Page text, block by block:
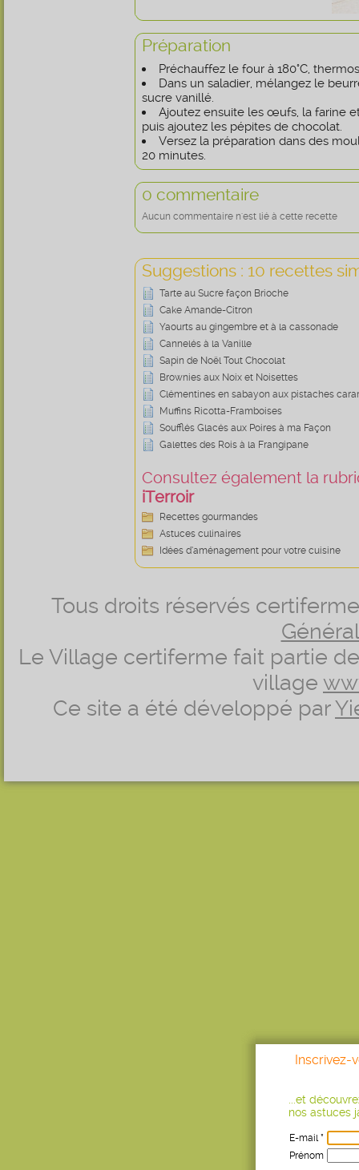
Préparation
Préchauffez le four à 180°C,
Dans un saladier, mélangez le
sucre vanillé.
Ajoutez ensuite les œufs, la farine
puis ajoutez les pépites de chocolat.
Versez la préparation dans des
20 minutes.
0 commentaire
Aucun commentaire n'est lié à cette recette
Suggestions : 10 recettes
Tarte au Sucre façon Brioche
Cake Amande-Citron
Yaourts au gingembre et à la cassonade
Cannelés à la Vanille
Sapin de Noël Tout Chocolat
Brownies aux Noix et Noisettes
Clémentines en sabayon aux pistaches
Muffins Ricotta-Framboises
Soufflés Glacés aux Poires à ma Façon
Galettes des Rois à la Frangipane
Consultez également la
iTerroir
Recettes gourmandes
Astuces culinaires
Idées d’aménagement pour votre cuisine
Tous droits réservés
Le Village certiferme fait partie
village
Ce site a été développé par
Inscrivez-
...et
nos astuces
E-mail *
Prénom